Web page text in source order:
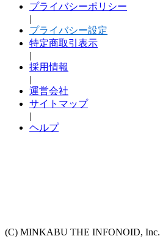
プライバシーポリシー
|
プライバシー設定
特定商取引表示
|
採用情報
|
運営会社
サイトマップ
|
ヘルプ
(C) MINKABU THE INFONOID, Inc.